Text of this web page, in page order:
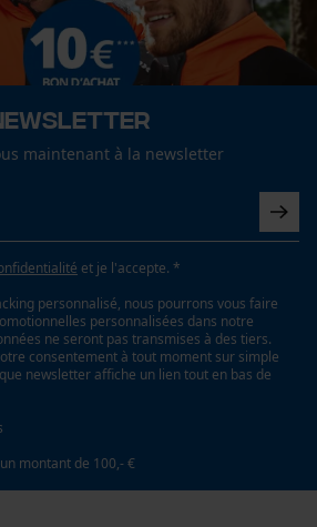
de la chaîne
maintenant à la newsletter
et je l'accepte. *
personnalisé, nous pourrons vous faire
personnalisées dans notre
ne seront pas transmises à des tiers.
consentement à tout moment sur simple
newsletter affiche un lien tout en bas de
montant de 100,- €
performance et de
Loop54 Personalization
utilisateurs
Vidéos YouTube
Google Maps